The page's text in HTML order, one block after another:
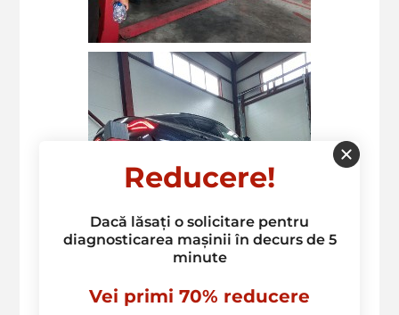
Reducere!
Dacă lăsați o solicitare pentru
diagnosticarea mașinii în decurs de 5
minute
Vei primi 70% reducere